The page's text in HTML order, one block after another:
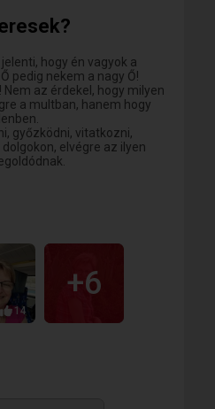
hogy én vagyok a
pedig nekem a nagy Ő!
Nem az érdekel, hogy milyen
a multban, hanem hogy
győzködni, vitatkozni,
elvégre az ilyen
14
+6